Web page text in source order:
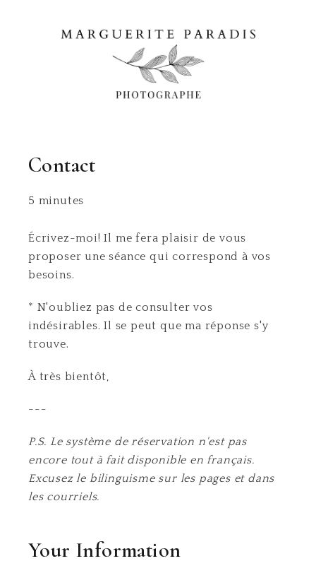
Contact
5 minutes
Écrivez-moi! Il me fera plaisir de vous
proposer une séance qui correspond à vos
besoins.
* N'oubliez pas de consulter vos
indésirables. Il se peut que ma réponse s'y
trouve.
À très bientôt,
---
P.S. Le système de réservation n'est pas
encore tout à fait disponible en français.
Excusez le bilinguisme sur les pages et dans
les courriels.
Your Information